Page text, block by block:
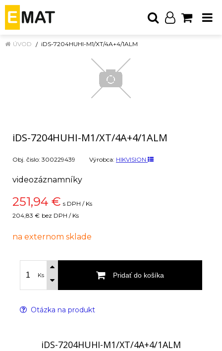
ÚVOD iDS-7204HUHI-M1/XT/4A+4/1ALM
iDS-7204HUHI-M1/XT/4A+4/1ALM
Obj. čislo: 300229439 Výrobca: HIKVISION
videozáznamníky
251,94 € s DPH / Ks
204,83 € bez DPH / Ks
na externom sklade
Ks Pridať do košíka
Otázka na produkt
iDS-7204HUHI-M1/XT/4A+4/1ALM